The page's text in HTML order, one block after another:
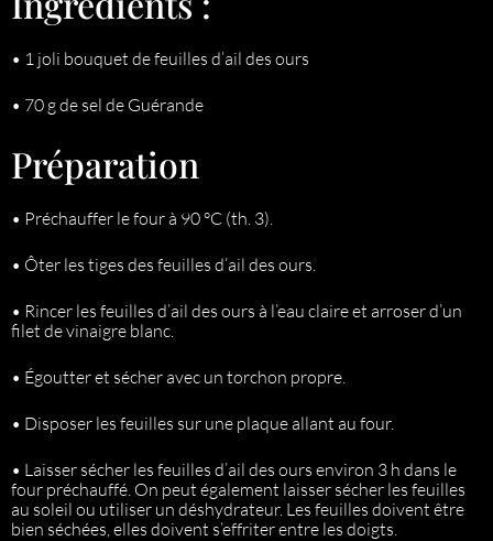
• 1 joli bouquet de feuilles d’ail des ours
• 70 g de sel de Guérande
Préparation
• Préchauffer le four à 90 °C (th. 3).
• Ôter les tiges des feuilles d’ail des ours.
• Rincer les feuilles d’ail des ours à l’eau claire et arroser d’un
filet de vinaigre blanc.
• Égoutter et sécher avec un torchon propre.
• Disposer les feuilles sur une plaque allant au four.
• Laisser sécher les feuilles d’ail des ours environ 3 h dans le
four préchauffé. On peut également laisser sécher les feuilles
au soleil ou utiliser un déshydrateur. Les feuilles doivent être
bien séchées, elles doivent s’effriter entre les doigts.